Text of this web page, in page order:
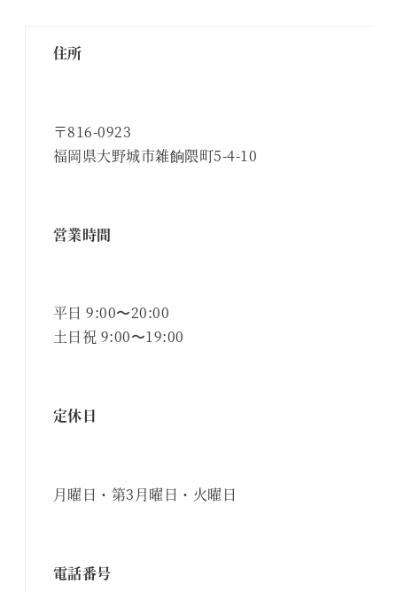
住所
〒816-0923
福岡県大野城市雑餉隈町5-4-10
営業時間
平日 9:00〜20:00
土日祝 9:00〜19:00
定休日
月曜日・第3月曜日・火曜日
電話番号